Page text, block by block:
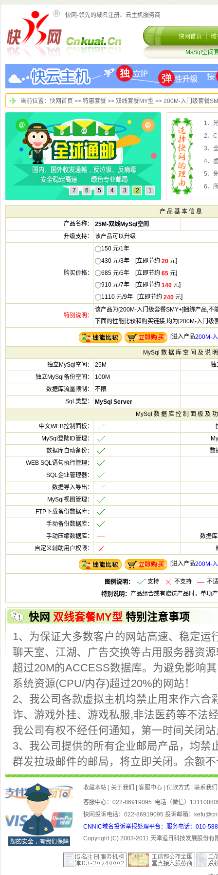
快网-领先的域名注册、云主机服务商
> > >> 200M-入门级套餐
2、
3、
4、
5、
6、
该产品可以升
150 元/1
430 元/3年 [立即节
元]
685 元/5年 [立即节
元]
910 元/7年 [立即节
元]
1110 元/9年 [立即节
元]
该产品为[200M-入门级套餐SMY+]捆绑产品,不
下面的性能比较和购买链接,均为[200M-入门级
[
25M
100M
不限
[
支 不支
快 特别注意事项
2、我公司各款虚拟主机均禁止用来作六合
我公司有权不经任何通知，第一时间关闭
3、我公司提供的所有企业邮局产品，均禁
客服中心：022-86919095 电话（微信）
快网投诉电话：022-86919095 投诉邮箱：
CNNIC域名投诉举报处理平台：服务电话：010-
Copyright (C) 2003-201